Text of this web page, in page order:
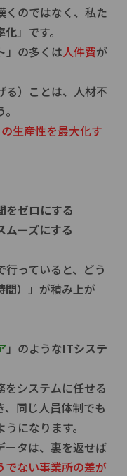
くのではなく、私た
化」です。
」の多くは人件費が
る）ことは、人材不
生産性を最大化す
ゼロにする
ーズにする
っていると、どう
） 」が積み上が
」のようなITシステ
システムに任せる
同じ人員体制でも
になります。
ータは、裏を返せば
でない事業所の差が